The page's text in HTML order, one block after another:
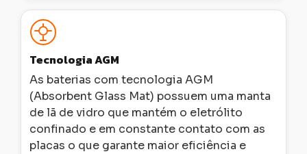
Tecnologia AGM
As baterias com tecnologia AGM
(Absorbent Glass Mat) possuem uma manta
de lã de vidro que mantém o eletrólito
confinado e em constante contato com as
placas o que garante maior eficiência e